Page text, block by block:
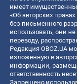
имеет
«Об авторских
без письменного
использовать, они
переводу,
Редакция OBOZ.UA
изложенную в
информации,
ответственность
Запрещено